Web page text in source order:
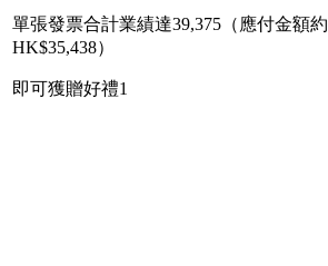
單張發票合計業績達39,375（應付金額約
HK$35,438）
即可獲贈好禮1